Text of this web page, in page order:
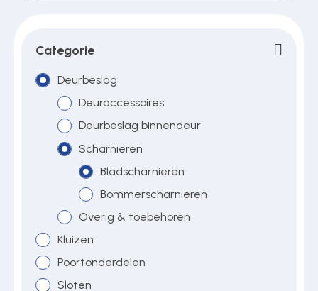
Toegangsverlening
Voedingen
Contact
Categorie
Deurbeslag
Deuraccessoires
Deurbeslag binnendeur
Scharnieren
Bladscharnieren
Bommerscharnieren
Overig & toebehoren
Kluizen
Poortonderdelen
Sloten